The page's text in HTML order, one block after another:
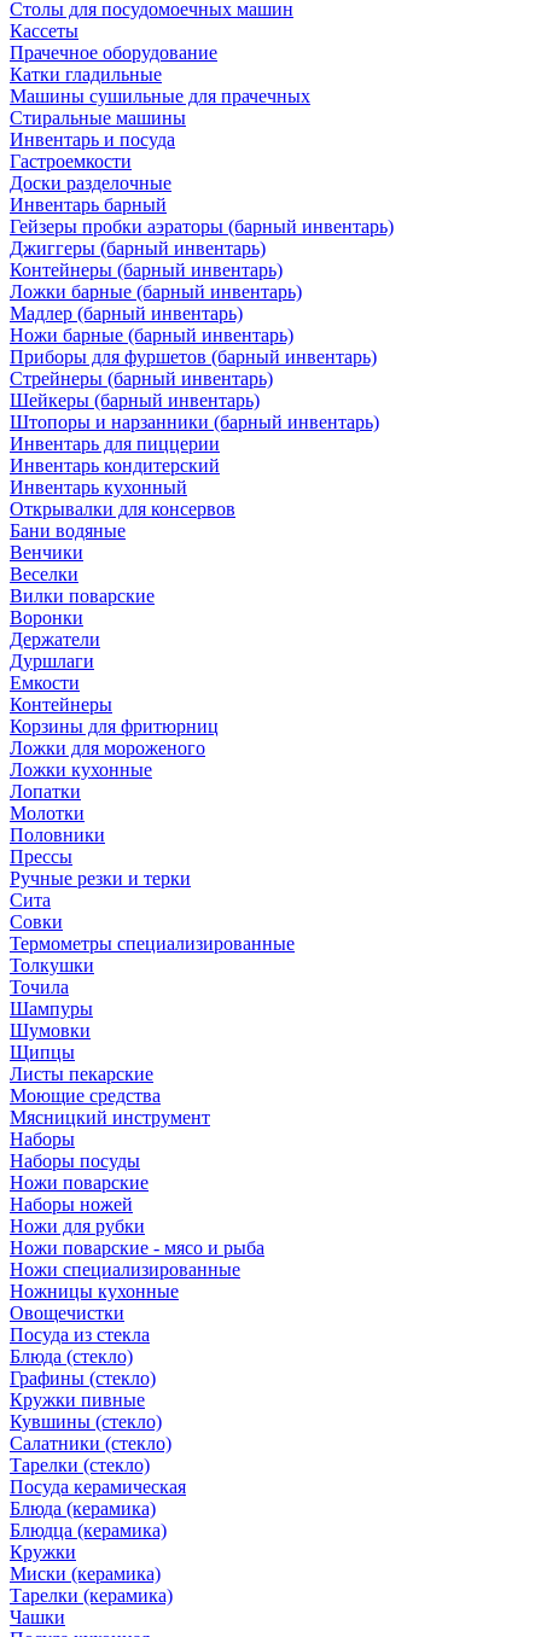
Столы для посудомоечных машин
Кассеты
Прачечное оборудование
Катки гладильные
Машины сушильные для прачечных
Стиральные машины
Инвентарь и посуда
Гастроемкости
Доски разделочные
Инвентарь барный
Гейзеры пробки аэраторы (барный инвентарь)
Джиггеры (барный инвентарь)
Контейнеры (барный инвентарь)
Ложки барные (барный инвентарь)
Мадлер (барный инвентарь)
Ножи барные (барный инвентарь)
Приборы для фуршетов (барный инвентарь)
Стрейнеры (барный инвентарь)
Шейкеры (барный инвентарь)
Штопоры и нарзанники (барный инвентарь)
Инвентарь для пиццерии
Инвентарь кондитерский
Инвентарь кухонный
Открывалки для консервов
Бани водяные
Венчики
Веселки
Вилки поварские
Воронки
Держатели
Дуршлаги
Емкости
Контейнеры
Корзины для фритюрниц
Ложки для мороженого
Ложки кухонные
Лопатки
Молотки
Половники
Прессы
Ручные резки и терки
Сита
Совки
Термометры специализированные
Толкушки
Точила
Шампуры
Шумовки
Щипцы
Листы пекарские
Моющие средства
Мясницкий инструмент
Наборы
Наборы посуды
Ножи поварские
Наборы ножей
Ножи для рубки
Ножи поварские - мясо и рыба
Ножи специализированные
Ножницы кухонные
Овощечистки
Посуда из стекла
Блюда (стекло)
Графины (стекло)
Кружки пивные
Кувшины (стекло)
Салатники (стекло)
Тарелки (стекло)
Посуда керамическая
Блюда (керамика)
Блюдца (керамика)
Кружки
Миски (керамика)
Тарелки (керамика)
Чашки